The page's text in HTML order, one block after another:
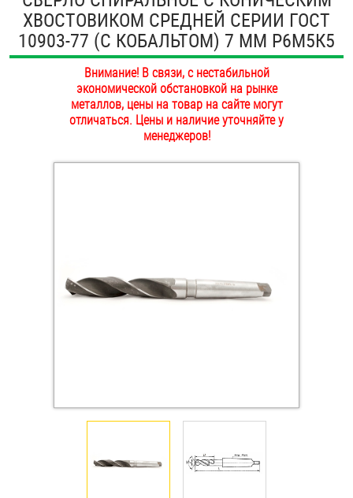
ОПЛАТА И ДОСТАВКА
НАШИ МАГАЗИНЫ
Втулки
Дюбели
Дюймовый крепёж
Крюки, кольца с метрической резьбой
ХВОСТОВИКОМ СРЕДНЕЙ СЕРИИ ГОСТ
10903-77 (С КОБАЛЬТОМ) 7 ММ Р6М5К5
Внимание! В связи, с нестабильной
экономической обстановкой на рынке
металлов, цены на товар на сайте могут
отличаться. Цены и наличие уточняйте у
менеджеров!